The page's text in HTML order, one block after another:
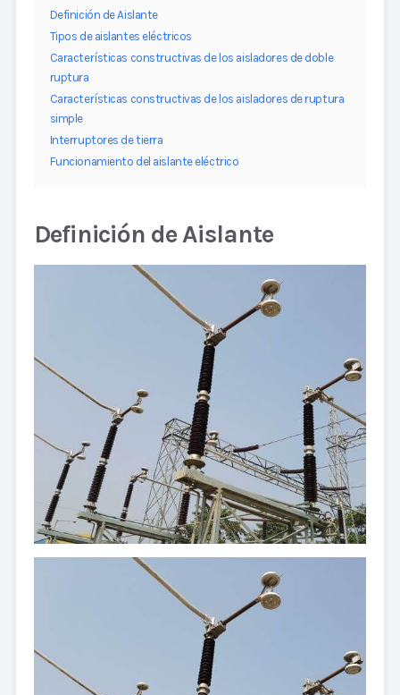
Definición de Aislante
Tipos de aislantes eléctricos
Características constructivas de los aisladores de doble
ruptura
Características constructivas de los aisladores de ruptura
simple
Interruptores de tierra
Funcionamiento del aislante eléctrico
Definición de Aislante